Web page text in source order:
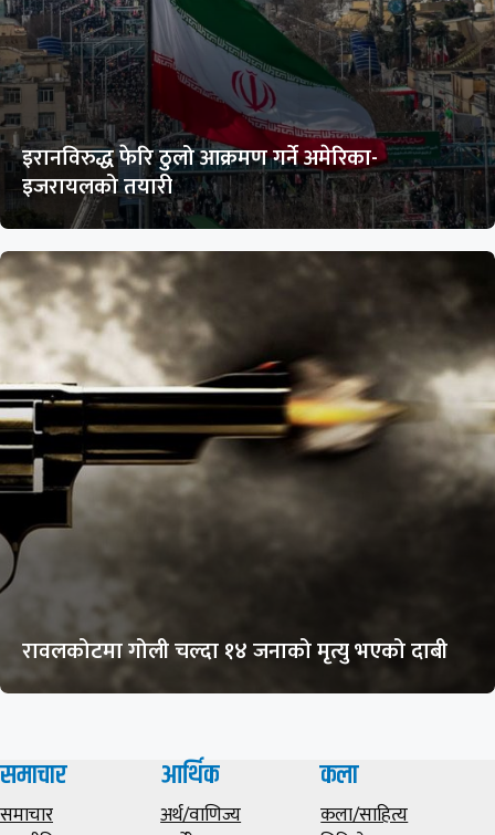
इरानविरुद्ध फेरि ठुलो आक्रमण गर्ने अमेरिका-
इजरायलको तयारी
रावलकोटमा गोली चल्दा १४ जनाको मृत्यु भएको दाबी
समाचार
समाचार
आर्थिक
अर्थ/वाणिज्य
कला
कला/साहित्य